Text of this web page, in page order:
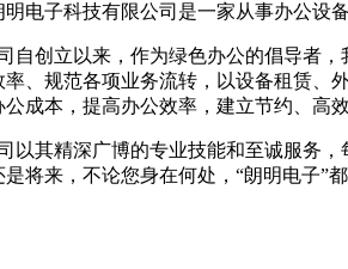
明电子科技有限公司是一家从事办公设
创立以来，作为绿色办公的倡导者，
率、规范各项业务流转，以设备租赁、
公成本，提高办公效率，建立节约、高
其精深广博的专业技能和至诚服务，
将来，不论您身在何处，“朗明电子”